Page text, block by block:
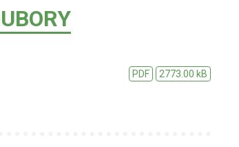
PDF 2773.00 kB